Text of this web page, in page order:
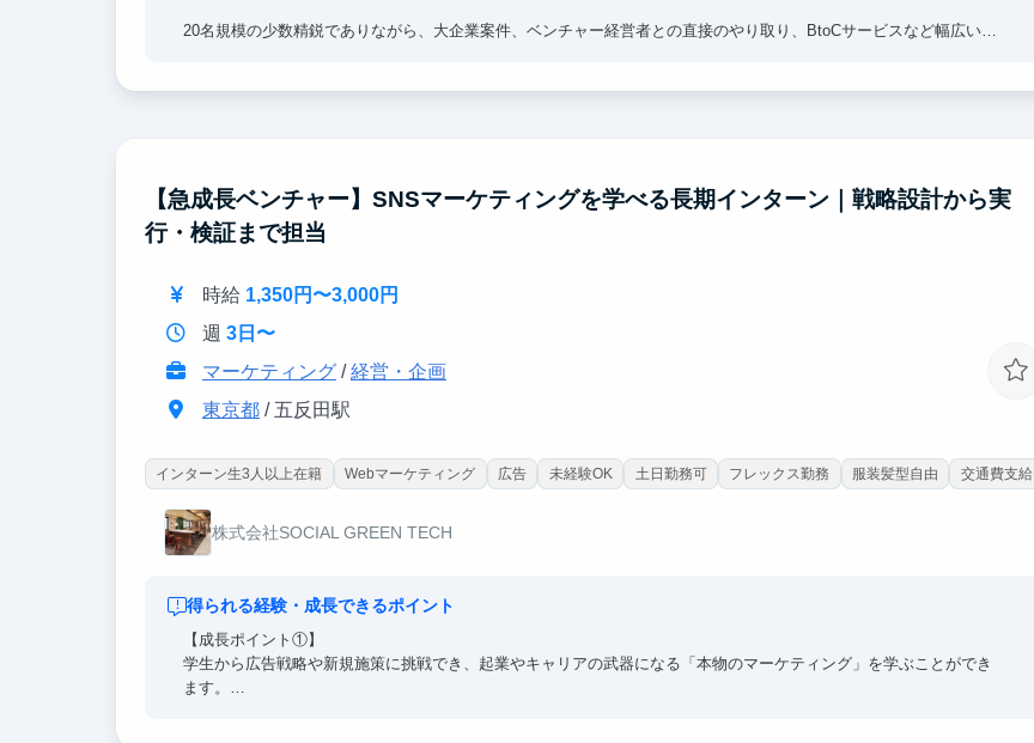
20名規模の少数精鋭でありながら、大企業案件、ベンチャー経営者との直接のやり取り、BtoCサービスなど幅広い開
す。思考を止めず、他責にせず、現状を突破する力を磨きたい人にとって、圧倒的に成長できるフィールドです。
【急成長ベンチャー】SNSマーケティングを学べる長期インターン｜戦略設計から実
行・検証まで担当
時給 1,350円〜3,000円
週 3日〜
マーケティング/経営・企画
東京都/ 五反田駅
インターン生3人以上在籍 Webマーケティング 広告 未経験OK 土日勤務可 フレックス勤務 服装髪型自由 交通費支給
株式会社SOCIAL GREEN TECH
得られる経験・成長できるポイント
【成長ポイント①】
学生から広告戦略や新規施策に挑戦でき、起業やキャリアの武器になる「本物のマーケティング」を学ぶことができ
ます。